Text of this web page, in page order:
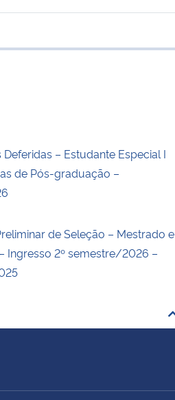
transferência
– Estudante Especial I
de Pós-graduação –
de Seleção – Mestrado e
Ingresso 2º semestre/2026 –